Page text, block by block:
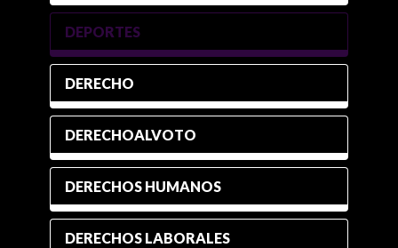
DEPORTES
DERECHO
DERECHOALVOTO
DERECHOS HUMANOS
DERECHOS LABORALES